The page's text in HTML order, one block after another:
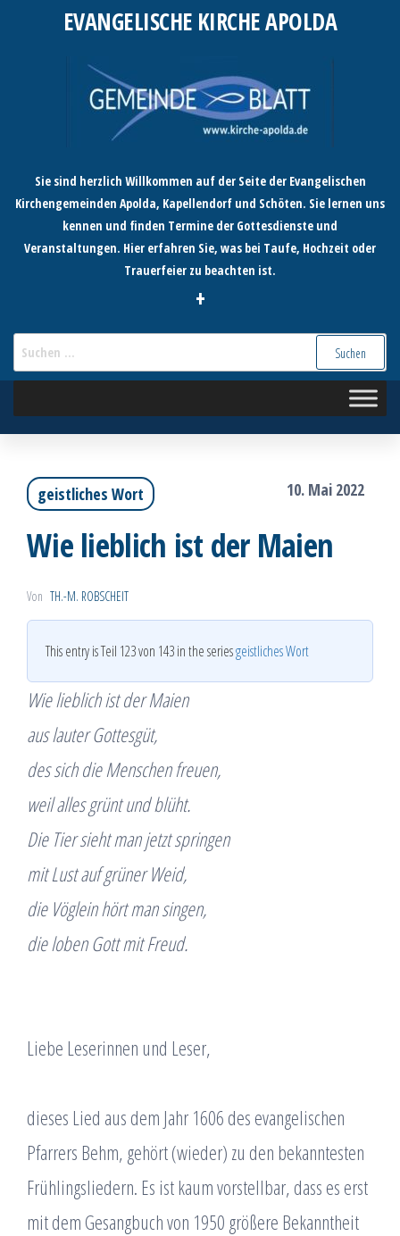
EVANGELISCHE KIRCHE APOLDA
Sie sind herzlich Willkommen auf der Seite der Evangelischen
Kirchengemeinden Apolda, Kapellendorf und Schöten. Sie lernen uns
kennen und finden Termine der Gottesdienste und
Veranstaltungen. Hier erfahren Sie, was bei Taufe, Hochzeit oder
Trauerfeier zu beachten ist.
+
geistliches Wort 10. Mai 2022
Wie lieblich ist der Maien
Von TH.-M. ROBSCHEIT
This entry is Teil 123 von 143 in the seriesgeistliches Wort
Wie lieblich ist der Maien
aus lauter Gottesgüt,
des sich die Menschen freuen,
weil alles grünt und blüht.
Die Tier sieht man jetzt springen
mit Lust auf grüner Weid,
die Vöglein hört man singen,
die loben Gott mit Freud.
Liebe Leserinnen und Leser,
dieses Lied aus dem Jahr 1606 des evangelischen
Pfarrers Behm, gehört (wieder) zu den bekanntesten
Frühlingsliedern. Es ist kaum vorstellbar, dass es erst
mit dem Gesangbuch von 1950 größere Bekanntheit